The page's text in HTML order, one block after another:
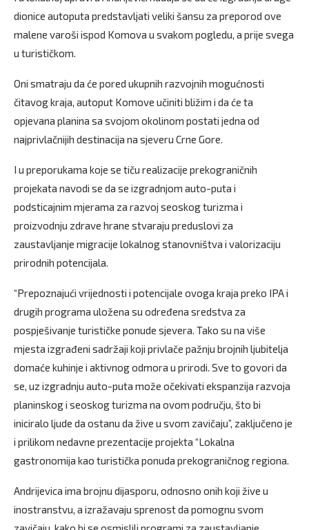
dionice autoputa predstavljati veliki šansu za preporod ove
malene varoši ispod Komova u svakom pogledu, a prije svega
u turističkom.
Oni smatraju da će pored ukupnih razvojnih mogućnosti
čitavog kraja, autoput Komove učiniti bližim i da će ta
opjevana planina sa svojom okolinom postati jedna od
najprivlačnijih destinacija na sjeveru Crne Gore.
I u preporukama koje se tiču realizacije prekograničnih
projekata navodi se da se izgradnjom auto-puta i
podsticajnim mjerama za razvoj seoskog turizma i
proizvodnju zdrave hrane stvaraju preduslovi za
zaustavljanje migracije lokalnog stanovništva i valorizaciju
prirodnih potencijala.
“Prepoznajući vrijednosti i potencijale ovoga kraja preko IPA i
drugih programa uložena su određena sredstva za
pospješivanje turističke ponude sjevera. Tako su na više
mjesta izgrađeni sadržaji koji privlače pažnju brojnih ljubitelja
domaće kuhinje i aktivnog odmora u prirodi. Sve to govori da
se, uz izgradnju auto-puta može očekivati ekspanzija razvoja
planinskog i seoskog turizma na ovom području, što bi
iniciralo ljude da ostanu da žive u svom zavičaju”, zaključeno je
i prilikom nedavne prezentacije projekta “Lokalna
gastronomija kao turistička ponuda prekograničnog regiona.
Andrijevica ima brojnu dijasporu, odnosno onih koji žive u
inostranstvu, a izražavaju sprenost da pomognu svom